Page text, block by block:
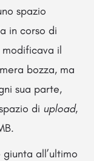
spazio
in corso di
modificava il
bozza, ma
sua parte,
di upload,
all’ultimo